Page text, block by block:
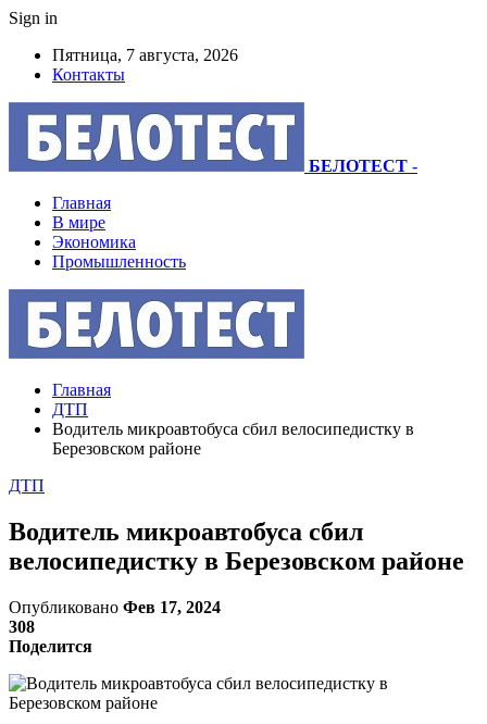
Sign in
Пятница, 7 августа, 2026
Контакты
БЕЛОТЕСТ -
Главная
В мире
Экономика
Промышленность
Главная
ДТП
Водитель микроавтобуса сбил велосипедистку в
Березовском районе
ДТП
Водитель микроавтобуса сбил
велосипедистку в Березовском районе
Опубликовано Фев 17, 2024
308
Поделится